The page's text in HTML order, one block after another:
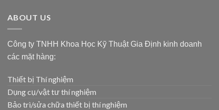
ABOUT US
Công ty TNHH Khoa Học Kỹ Thuật Gia Định kinh doanh
các mặt hàng:
Thiết bị Thí nghiệm
Dụng cụ/vật tư thí nghiệm
Bảo trì/sửa chữa thiết bị thí nghiệm